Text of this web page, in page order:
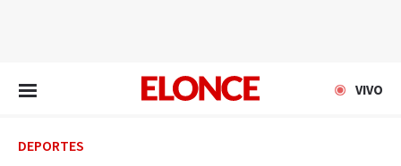
VIVO
DEPORTES